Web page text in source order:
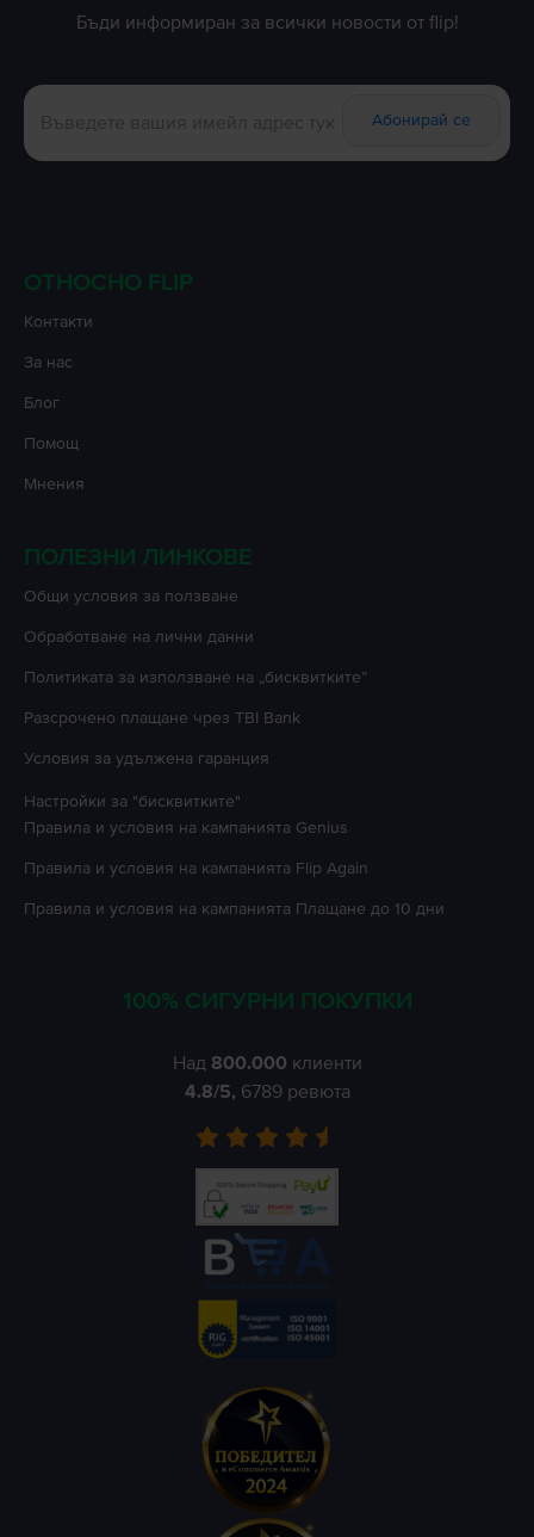
Бъди информиран за всички новости от flip!
Абонирай се
ОТНОСНО FLIP
Контакти
За нас
Блог
Помощ
Мнения
ПОЛЕЗНИ ЛИНКОВЕ
Oбщи условия за ползване
Oбработване на лични данни
Политиката за използване на „бисквитките”
Разсрочено плащане чрез TBI Bank
Условия за удължена гаранция
Настройки за "бисквитките"
Правила и условия на кампанията Genius
Правила и условия на кампанията Flip Again
Правила и условия на кампанията Плащане до 10 дни
100% СИГУРНИ ПОКУПКИ
Над 800.000 клиенти
4.8/5, 6789 ревюта